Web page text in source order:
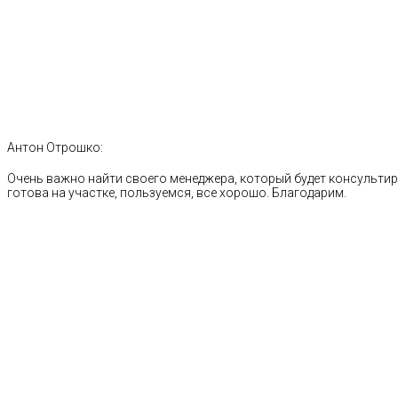
Антон Отрошко:
Очень важно найти своего менеджера, который будет
готова на участке, пользуемся, все хорошо. Благодарим.